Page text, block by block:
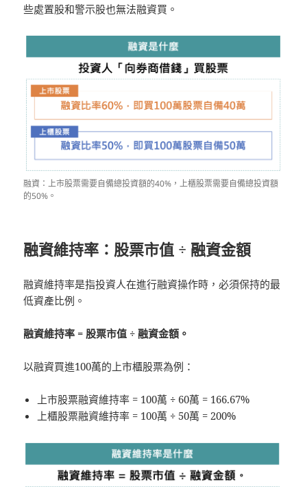
些處置股和警示股也無法融資買。
融資：上市股票需要自備總投資額的40%，上櫃股票需要自備總投資額
的50%。
融資維持率：股票市值 ÷ 融資金額
融資維持率是指投資人在進行融資操作時，必須保持的最
低資產比例。
融資維持率 = 股票市值 ÷ 融資金額。
以融資買進100萬的上市櫃股票為例：
上市股票融資維持率 = 100萬 ÷ 60萬 = 166.67%
上櫃股票融資維持率 = 100萬 ÷ 50萬 = 200%